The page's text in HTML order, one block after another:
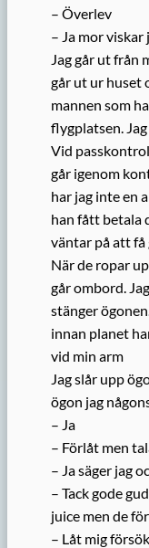
– Överlev
– Ja mor
Jag går ut från
går ut ur huset
mannen som
flygplatsen.
Vid
går igenom
har jag inte en
han fått betala
väntar på att få
När de ropar
går ombord.
stänger
innan planet
vid min arm
Jag slår upp
ögon jag
– Ja
– Förlåt men
– Ja säger jag
– Tack gode
juice men de
– Låt mig